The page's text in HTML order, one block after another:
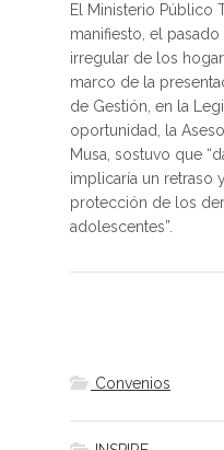
El Ministerio Público
manifiesto, el
irregular de los
marco de la
de Gestión, en la
oportunidad, la
Musa, sostuvo que
implicaría un retraso
protección de los
adolescentes”.
Convenios